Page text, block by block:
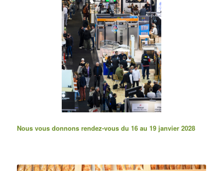
Nous vous donnons rendez-vous du 16 au 19 janvier 2028